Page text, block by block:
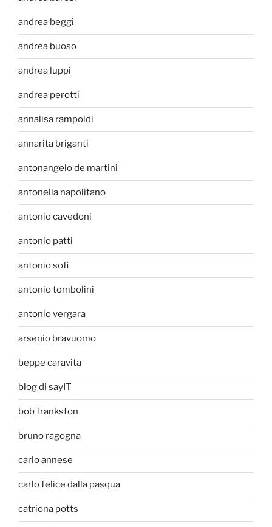
andrea beggi
andrea buoso
andrea luppi
andrea perotti
annalisa rampoldi
annarita briganti
antonangelo de martini
antonella napolitano
antonio cavedoni
antonio patti
antonio sofi
antonio tombolini
antonio vergara
arsenio bravuomo
beppe caravita
blog di sayIT
bob frankston
bruno ragogna
carlo annese
carlo felice dalla pasqua
catriona potts